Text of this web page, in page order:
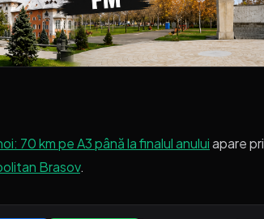
70 km pe A3 până la finalul anuluiapare
Brasov.